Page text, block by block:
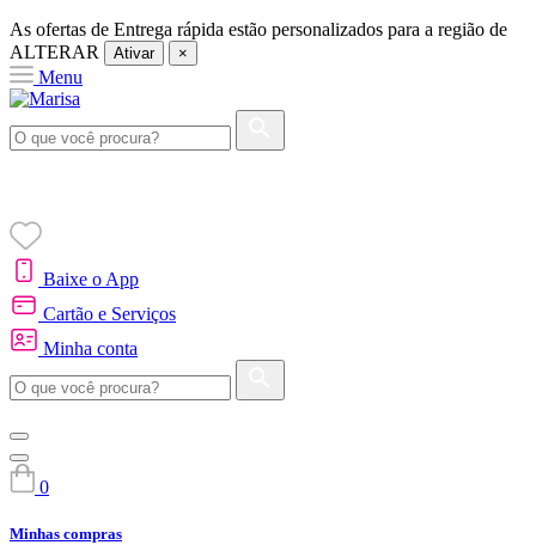
As ofertas de Entrega rápida estão personalizados para a região de
ALTERAR
Ativar ×
Menu
Baixe o App
Cartão e Serviços
Minha conta
0
Minhas compras